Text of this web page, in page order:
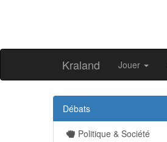
Kraland Jouer
Débats
Politique & Société